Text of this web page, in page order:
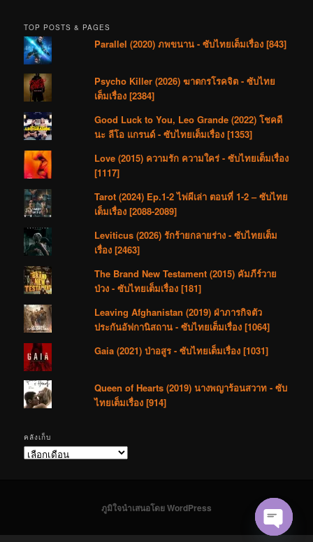
TOP POSTS & PAGES
Parallel (2020) ภพขนาน - ซับไทยเต็มเรื่อง [843]
Psycho Killer (2026) ฆาตกรโรคจิต - ซับไทย
เต็มเรื่อง [2384]
Good Luck to You, Leo Grande (2022) โชคดี
นะ ลีโอ แกรนด์ - ซับไทยเต็มเรื่อง [1353]
Love (2015) ความรัก ความใคร่ - ซับไทยเต็มเรื่อง
[1117]
Tarot (2024) Ep.1-2 ไพ่ผีเล่า ตอนที่ 1-2 – ซับไทย
เต็มเรื่อง [2088-2089]
Leviticus (2026) รักร้ายกลายร่าง - ซับไทยเต็ม
เรื่อง [2463]
The Brand New Testament (2015) คัมภีร์วาย
ป่วง - ซับไทยเต็มเรื่อง [181]
Leaving Afghanistan (2019) ฝ่าภารกิจตัว
ประกันอัฟกานิสถาน - ซับไทยเต็มเรื่อง [1064]
Gaia (2021) ป่าอสูร - ซับไทยเต็มเรื่อง [1031]
Queen of Hearts (2019) นางพญาร้อนสวาท - ซับ
ไทยเต็มเรื่อง [914]
คลังเก็บ
คลัง
ภูมิใจนำเสนอโดย WordPress